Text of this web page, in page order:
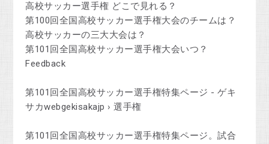
高校サッカー選手権 どこで見れる？
第100回全国高校サッカー選手権大会のチームは？
高校サッカーの三大大会は？
第101回全国高校サッカー選手権大会いつ？
Feedback
第101回全国高校サッカー選手権特集ページ - ゲキ
サカwebgekisakajp › 選手権
第101回全国高校サッカー選手権特集ページ。試合